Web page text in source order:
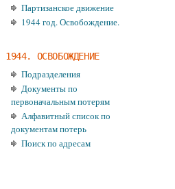
Партизанское движение
1944 год. Освобождение.
1944. ОСВОБОЖДЕНИЕ
Подразделения
Документы по
первоначальным потерям
Алфавитный список по
документам потерь
Поиск по адресам